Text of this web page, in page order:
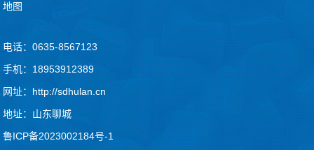
地图
.
电话：0635-8567123
手机：18953912389
网址：http://sdhulan.cn
地址：山东聊城
鲁ICP备2023002184号-1